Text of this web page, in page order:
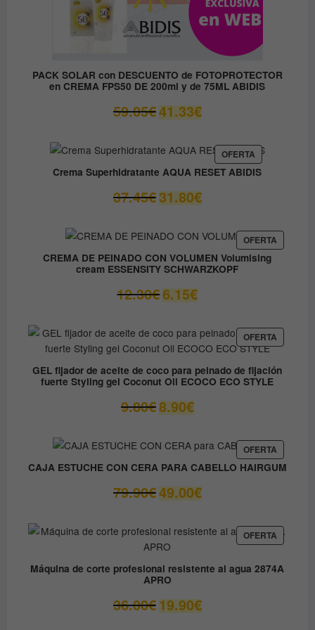
PACK SOLAR con DESCUENTO de FOTOPROTECTOR
en CREMA FPS50 DE 200ml y de 75ML ABIDIS
59.05€ El
precio
era:
59.05€.
41.33€El
precio
es:
41.33€.
OFERTAPRODUCTO
EN
OFERTA
Crema Superhidratante AQUA RESET ABIDIS
37.45€ El
precio
era:
37.45€.
31.80€El
precio
es:
31.80€.
OFERTA
EN
CREMA DE PEINADO CON VOLUMEN Volumising
cream ESSENSITY SCHWARZKOPF
12.30€El
precio
era:
12.30€.
6.15€El
precio
es:
6.15€.
OFERTA
EN
GEL fijador de aceite de coco para peinado de fijación
fuerte Styling gel Coconut Oil ECOCO ECO STYLE
9.80€ El
precio
era:
9.80€.
8.90€El
precio
es:
8.90€.
OFERTA
EN
OFERTA
CAJA ESTUCHE CON CERA PARA CABELLO HAIRGUM
79.90€ El
precio
era:
79.90€.
49.00€El
precio
es:
OFERTA
EN
Máquina de corte profesional resistente al agua 2874A
APRO
36.00€ El
precio
19.90€El
precio